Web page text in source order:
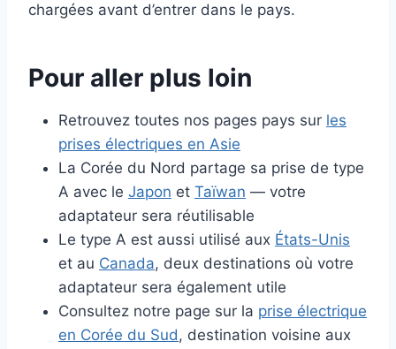
chargées avant d’entrer dans le pays.
Pour aller plus loin
Retrouvez toutes nos pages pays sur les
prises électriques en Asie
La Corée du Nord partage sa prise de type
A avec le Japon et Taïwan — votre
adaptateur sera réutilisable
Le type A est aussi utilisé aux États-Unis
et au Canada, deux destinations où votre
adaptateur sera également utile
Consultez notre page sur la prise électrique
en Corée du Sud, destination voisine aux